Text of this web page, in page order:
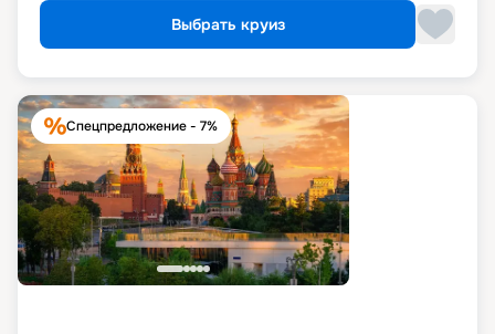
Выбрать круиз
Спецпредложение - 7%